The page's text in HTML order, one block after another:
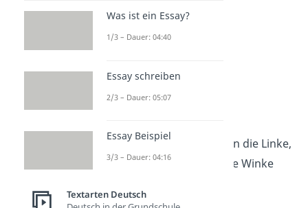
Tschüsli Müsli
Bis denn, Sven
Erst die Rechte, dann die Linke,
beide machen Winke Winke
Was ist ein Essay?
1/3 – Dauer: 04:40
Essay schreiben
2/3 – Dauer: 05:07
Essay Beispiel
3/3 – Dauer: 04:16
Textarten Deutsch